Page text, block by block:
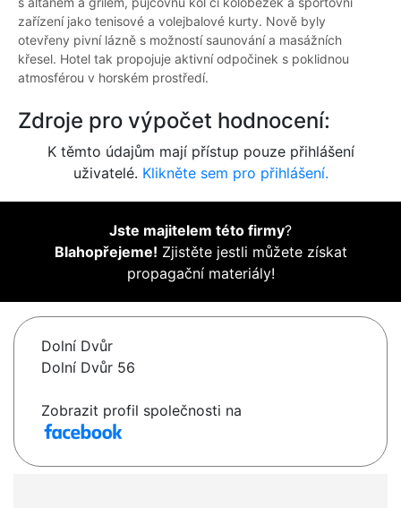
zařízení jako tenisové a volejbalové kurty. Nově byly
otevřeny pivní lázně s možností saunování a masážních
křesel. Hotel tak propojuje aktivní odpočinek s poklidnou
atmosférou v horském prostředí.
Zdroje pro výpočet hodnocení:
K těmto údajům mají přístup pouze přihlášení
uživatelé. Klikněte sem pro přihlášení.
Jste majitelem této firmy?
Blahopřejeme! Zjistěte jestli můžete získat
propagační materiály!
Dolní Dvůr
Dolní Dvůr 56
Zobrazit profil společnosti na